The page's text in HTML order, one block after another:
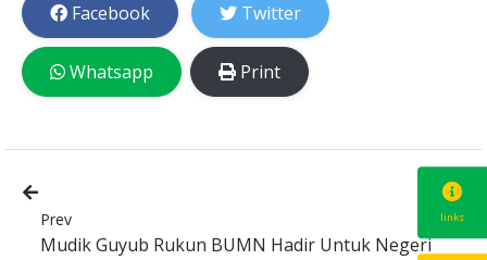
Facebook Twitter
Whatsapp Print
Prev
Mudik Guyub Rukun BUMN Hadir Untuk Negeri
links